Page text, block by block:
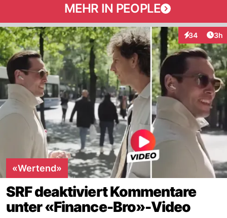
MEHR IN PEOPLE
34
Interaktionen
3h
«Wertend»
SRF deaktiviert Kommentare
unter «Finance-Bro»-Video